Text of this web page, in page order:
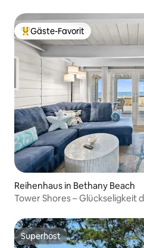
Beliebter Gäste-Favorit.
Gäste-Favorit
Reihenhaus in Bethany Beach
Tower Shores – Glückseligkeit
Superhost
Superhost